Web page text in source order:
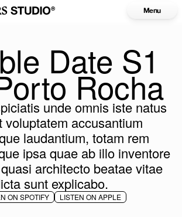
Menu
Date S1
Rocha
unde omnis iste natus
voluptatem accusantium
laudantium, totam rem
ipsa quae ab illo inventore
architecto beatae vitae
sunt explicabo.
ON SPOTIFY LISTEN ON APPLE